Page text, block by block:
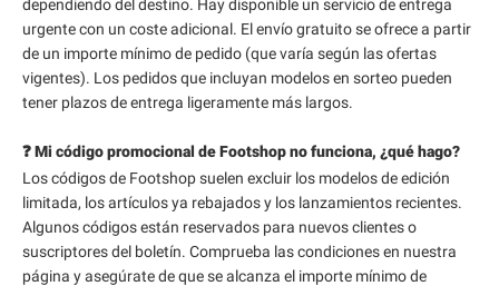
dependiendo del destino. Hay disponible un servicio de entrega
urgente con un coste adicional. El envío gratuito se ofrece a partir
de un importe mínimo de pedido (que varía según las ofertas
vigentes). Los pedidos que incluyan modelos en sorteo pueden
tener plazos de entrega ligeramente más largos.
❓ Mi código promocional de Footshop no funciona, ¿qué hago?
Los códigos de Footshop suelen excluir los modelos de edición
limitada, los artículos ya rebajados y los lanzamientos recientes.
Algunos códigos están reservados para nuevos clientes o
suscriptores del boletín. Comprueba las condiciones en nuestra
página y asegúrate de que se alcanza el importe mínimo de